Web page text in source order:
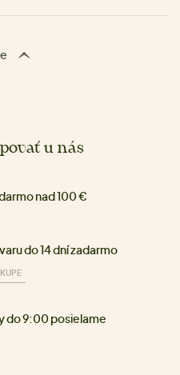
u nás
nad 100 €
do 14 dní zadarmo
do 9:00 posielame